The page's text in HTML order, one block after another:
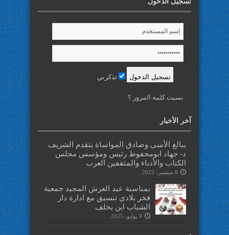
تذكرني
نسيت كلمة المرور ؟
آخر الأخبار
ببالغ الأسى وصادق المواساة يتقدم الشريف
د- جهاد ابومحفوظ رئيس ومؤسس مجلس
الكتاب والأدباء والمثقفين العرب
8 سبتمبر، 2025
بمناسبة عيد العرش المجيد جمعية
فخر بلادي تنسيق مع ادارة دار
الشباب ابن يخلف
9 يوليو، 2025